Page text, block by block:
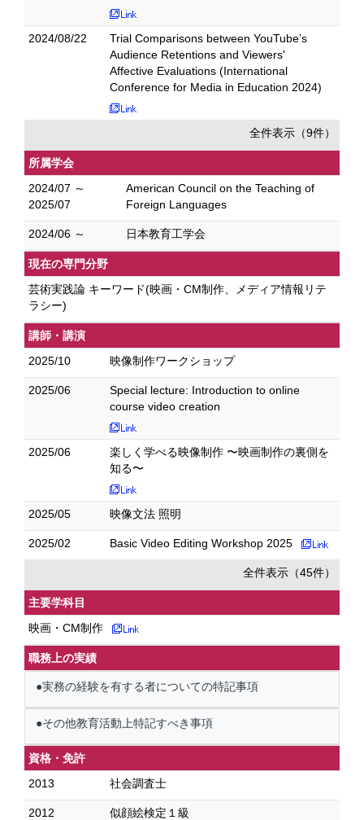
2024/08/22
Trial Comparisons between YouTube’s
Audience Retentions and Viewers'
Affective Evaluations (International
Conference for Media in Education 2024)
全件表示（9件）
所属学会
2024/07 ～
2025/07
American Council on the Teaching of
Foreign Languages
2024/06 ～ 日本教育工学会
現在の専門分野
芸術実践論 キーワード(映画・CM制作、メディア情報リテ
ラシー)
講師・講演
2025/10
映像制作ワークショップ
2025/06
Special lecture: Introduction to online
course video creation
2025/06
楽しく学べる映像制作 〜映画制作の裏側を
知る〜
2025/05 映像文法 照明
2025/02 Basic Video Editing Workshop 2025
全件表示（45件）
主要学科目
映画・CM制作
職務上の実績
●実務の経験を有する者についての特記事項
●その他教育活動上特記すべき事項
資格・免許
2013
社会調査士
2012 似顔絵検定１級